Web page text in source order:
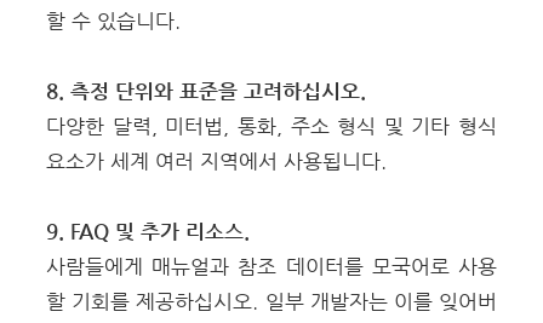
할 수 있습니다.
8. 측정 단위와 표준을 고려하십시오.
다양한 달력, 미터법, 통화, 주소 형식 및 기타 형식
요소가 세계 여러 지역에서 사용됩니다.
9. FAQ 및 추가 리소스.
사람들에게 매뉴얼과 참조 데이터를 모국어로 사용
할 기회를 제공하십시오. 일부 개발자는 이를 잊어버